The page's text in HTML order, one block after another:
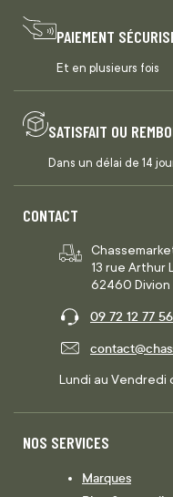
PAIEMENT
Et en plusieurs fois
SATISFAIT OU
Dans un délai de 14
CONTACT
13 rue Arthur
62460 Divion
09 72 12 77 56
Lundi au Vendredi
NOS SERVICES
Marques